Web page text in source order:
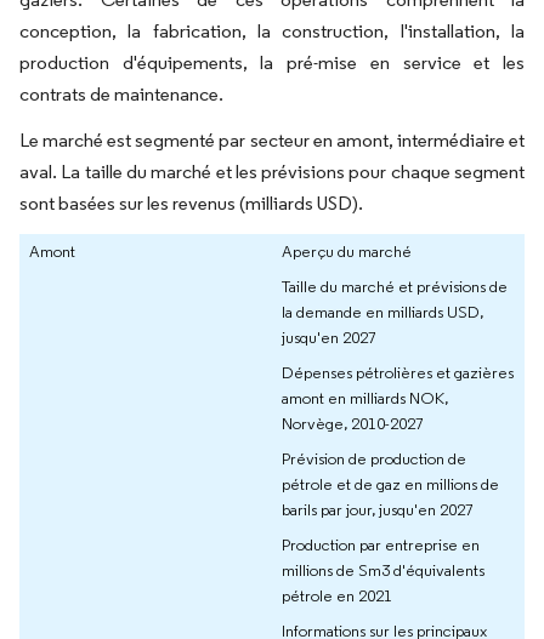
conception, la fabrication, la construction, l'installation, la
production d'équipements, la pré-mise en service et les
contrats de maintenance.
Le marché est segmenté par secteur en amont, intermédiaire et
aval. La taille du marché et les prévisions pour chaque segment
sont basées sur les revenus (milliards USD).
Amont
Aperçu du marché
Taille du marché et prévisions de
la demande en milliards USD,
jusqu'en 2027
Dépenses pétrolières et gazières
amont en milliards NOK,
Norvège, 2010-2027
Prévision de production de
pétrole et de gaz en millions de
barils par jour, jusqu'en 2027
Production par entreprise en
millions de Sm3 d'équivalents
pétrole en 2021
Informations sur les principaux